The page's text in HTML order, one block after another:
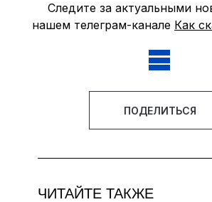
ПОДЕЛИТЬСЯ
Следите за актуальными
нашем телеграм-канале Как
ЧИТАЙТЕ ТАКЖЕ